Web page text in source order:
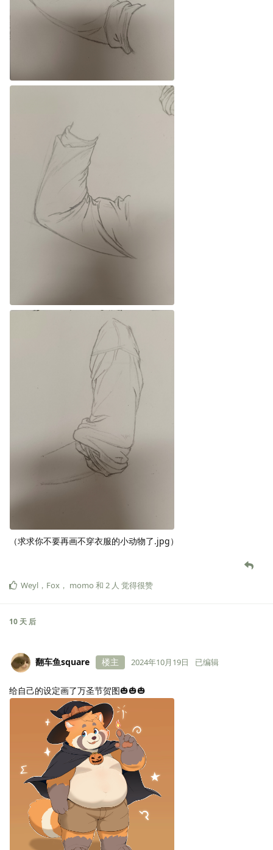
（求求你不要再画不穿衣服的小动物了.jpg）
Weyl ， Fox ， momo 和 2 人 觉得很赞
10 天 后
翻车鱼square 楼主 2024年10月19日 已编辑
给自己的设定画了万圣节贺图🎃🎃🎃